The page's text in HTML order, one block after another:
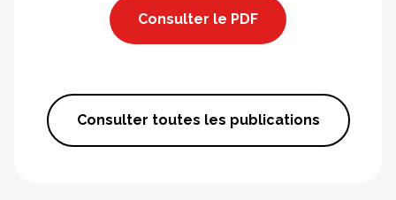
Consulter le PDF
Consulter toutes les publications